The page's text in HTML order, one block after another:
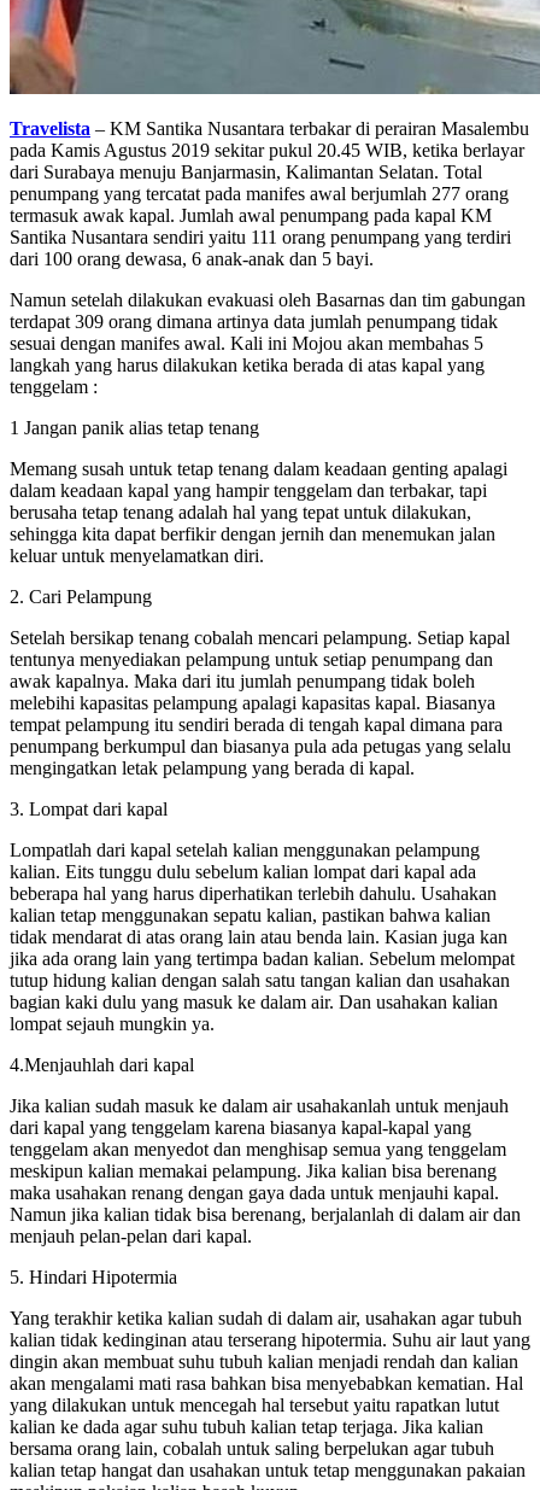
Travelista – KM Santika Nusantara terbakar di perairan Masalembu
pada Kamis Agustus 2019 sekitar pukul 20.45 WIB, ketika berlayar
dari Surabaya menuju Banjarmasin, Kalimantan Selatan. Total
penumpang yang tercatat pada manifes awal berjumlah 277 orang
termasuk awak kapal. Jumlah awal penumpang pada kapal KM
Santika Nusantara sendiri yaitu 111 orang penumpang yang terdiri
dari 100 orang dewasa, 6 anak-anak dan 5 bayi.
Namun setelah dilakukan evakuasi oleh Basarnas dan tim gabungan
terdapat 309 orang dimana artinya data jumlah penumpang tidak
sesuai dengan manifes awal. Kali ini Mojou akan membahas 5
langkah yang harus dilakukan ketika berada di atas kapal yang
tenggelam :
1 Jangan panik alias tetap tenang
Memang susah untuk tetap tenang dalam keadaan genting apalagi
dalam keadaan kapal yang hampir tenggelam dan terbakar, tapi
berusaha tetap tenang adalah hal yang tepat untuk dilakukan,
sehingga kita dapat berfikir dengan jernih dan menemukan jalan
keluar untuk menyelamatkan diri.
2. Cari Pelampung
Setelah bersikap tenang cobalah mencari pelampung. Setiap kapal
tentunya menyediakan pelampung untuk setiap penumpang dan
awak kapalnya. Maka dari itu jumlah penumpang tidak boleh
melebihi kapasitas pelampung apalagi kapasitas kapal. Biasanya
tempat pelampung itu sendiri berada di tengah kapal dimana para
penumpang berkumpul dan biasanya pula ada petugas yang selalu
mengingatkan letak pelampung yang berada di kapal.
3. Lompat dari kapal
Lompatlah dari kapal setelah kalian menggunakan pelampung
kalian. Eits tunggu dulu sebelum kalian lompat dari kapal ada
beberapa hal yang harus diperhatikan terlebih dahulu. Usahakan
kalian tetap menggunakan sepatu kalian, pastikan bahwa kalian
tidak mendarat di atas orang lain atau benda lain. Kasian juga kan
jika ada orang lain yang tertimpa badan kalian. Sebelum melompat
tutup hidung kalian dengan salah satu tangan kalian dan usahakan
bagian kaki dulu yang masuk ke dalam air. Dan usahakan kalian
lompat sejauh mungkin ya.
4.Menjauhlah dari kapal
Jika kalian sudah masuk ke dalam air usahakanlah untuk menjauh
dari kapal yang tenggelam karena biasanya kapal-kapal yang
tenggelam akan menyedot dan menghisap semua yang tenggelam
meskipun kalian memakai pelampung. Jika kalian bisa berenang
maka usahakan renang dengan gaya dada untuk menjauhi kapal.
Namun jika kalian tidak bisa berenang, berjalanlah di dalam air dan
menjauh pelan-pelan dari kapal.
5. Hindari Hipotermia
Yang terakhir ketika kalian sudah di dalam air, usahakan agar tubuh
kalian tidak kedinginan atau terserang hipotermia. Suhu air laut yang
dingin akan membuat suhu tubuh kalian menjadi rendah dan kalian
akan mengalami mati rasa bahkan bisa menyebabkan kematian. Hal
yang dilakukan untuk mencegah hal tersebut yaitu rapatkan lutut
kalian ke dada agar suhu tubuh kalian tetap terjaga. Jika kalian
bersama orang lain, cobalah untuk saling berpelukan agar tubuh
kalian tetap hangat dan usahakan untuk tetap menggunakan pakaian